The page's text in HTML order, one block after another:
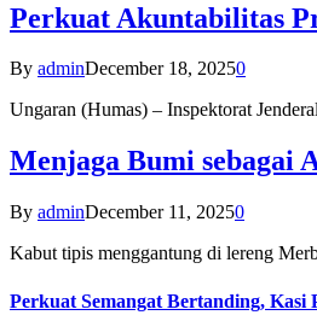
Perkuat Akuntabilitas
By adminDecember 18, 20250
Ungaran (Humas) – Inspektorat
Menjaga Bumi sebagai
By adminDecember 11, 20250
Kabut tipis menggantung di lereng
Perkuat Semangat Bertanding,